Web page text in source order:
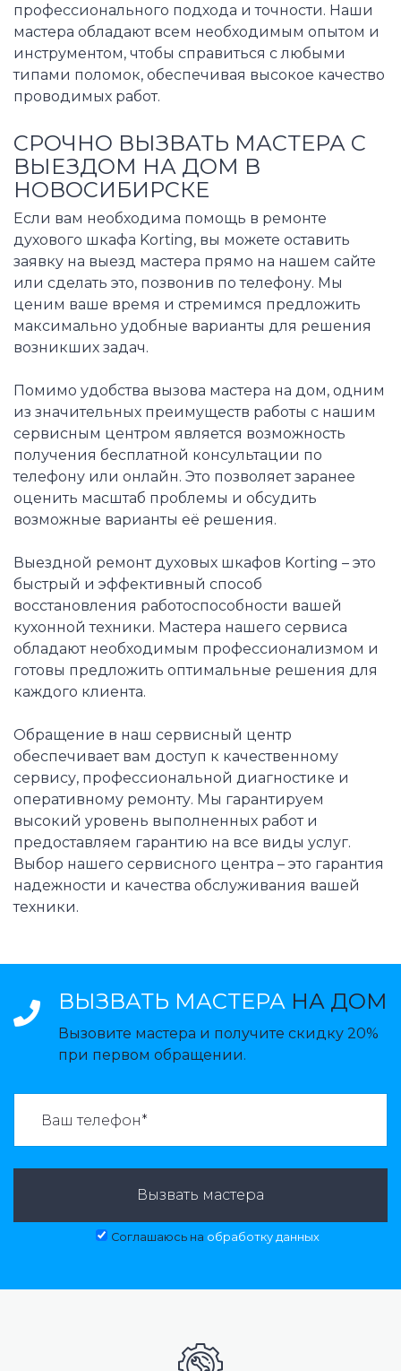
профессионального подхода и точности. Наши
мастера обладают всем необходимым опытом и
инструментом, чтобы справиться с любыми
типами поломок, обеспечивая высокое качество
проводимых работ.
СРОЧНО ВЫЗВАТЬ МАСТЕРА С
ВЫЕЗДОМ НА ДОМ В
НОВОСИБИРСКЕ
Если вам необходима помощь в ремонте
духового шкафа Korting, вы можете оставить
заявку на выезд мастера прямо на нашем сайте
или сделать это, позвонив по телефону. Мы
ценим ваше время и стремимся предложить
максимально удобные варианты для решения
возникших задач.
Помимо удобства вызова мастера на дом, одним
из значительных преимуществ работы с нашим
сервисным центром является возможность
получения бесплатной консультации по
телефону или онлайн. Это позволяет заранее
оценить масштаб проблемы и обсудить
возможные варианты её решения.
Выездной ремонт духовых шкафов Korting – это
быстрый и эффективный способ
восстановления работоспособности вашей
кухонной техники. Мастера нашего сервиса
обладают необходимым профессионализмом и
готовы предложить оптимальные решения для
каждого клиента.
Обращение в наш сервисный центр
обеспечивает вам доступ к качественному
сервису, профессиональной диагностике и
оперативному ремонту. Мы гарантируем
высокий уровень выполненных работ и
предоставляем гарантию на все виды услуг.
Выбор нашего сервисного центра – это гарантия
надежности и качества обслуживания вашей
техники.
ВЫЗВАТЬ МАСТЕРА НА ДОМ
Вызовите мастера и получите скидку 20%
при первом обращении.
Вызвать мастера
Соглашаюсь на обработку данных